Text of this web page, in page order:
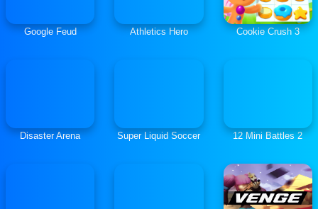
Google Feud Athletics Hero Cookie Crush 3
Disaster Arena Super Liquid Soccer 12 Mini Battles 2